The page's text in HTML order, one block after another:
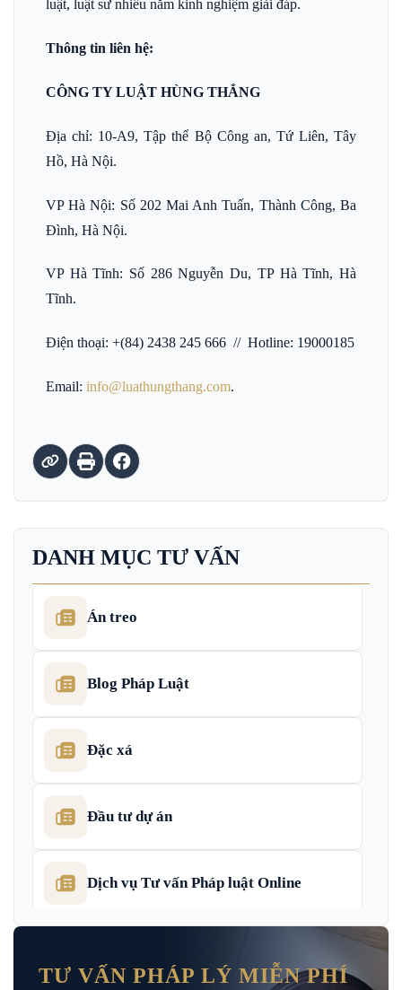
DANH MỤC TƯ VẤN
Án treo
Blog Pháp Luật
Đặc xá
Đầu tư dự án
Dịch vụ Tư vấn Pháp luật Online
TƯ VẤN PHÁP LÝ MIỄN PHÍ
luật, luật sư nhiều năm kinh nghiệm giải đáp.
Thông tin liên hệ:
CÔNG TY LUẬT HÙNG THẮNG
Địa chỉ: 10-A9, Tập thể Bộ Công an, Tứ Liên, Tây
Hồ, Hà Nội.
VP Hà Nội: Số 202 Mai Anh Tuấn, Thành Công, Ba
Đình, Hà Nội.
VP Hà Tĩnh: Số 286 Nguyễn Du, TP Hà Tĩnh, Hà
Tĩnh.
Điện thoại: +(84) 2438 245 666 // Hotline: 19000185
Email: info@luathungthang.com.